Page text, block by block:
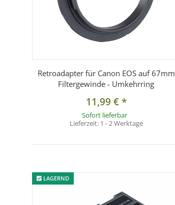
Retroadapter für Canon EOS auf 67mm
Filtergewinde - Umkehrring
11,99 €*
Sofort lieferbar
Lieferzeit: 1 - 2 Werktage
LAGERND